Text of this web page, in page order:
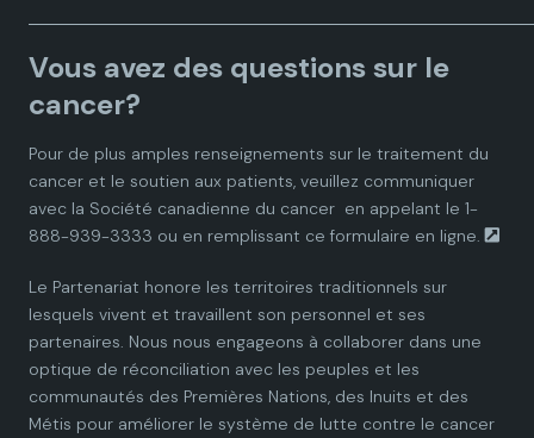
a
d
a
n
P
a
r
a
d
a
n
P
a
r
a
d
a
n
P
a
r
a
d
a
n
P
a
r
a
d
a
n
P
a
r
Vous avez des questions sur le
cancer?
Pour de plus amples renseignements sur le traitement du
cancer et le soutien aux patients, veuillez communiquer
avec la Société canadienne du cancer en appelant le 1-
888-939-3333 ou en remplissant ce formulaire en ligne.
Le Partenariat honore les territoires traditionnels sur
lesquels vivent et travaillent son personnel et ses
partenaires. Nous nous engageons à collaborer dans une
optique de réconciliation avec les peuples et les
communautés des Premières Nations, des Inuits et des
Métis pour améliorer le système de lutte contre le cancer